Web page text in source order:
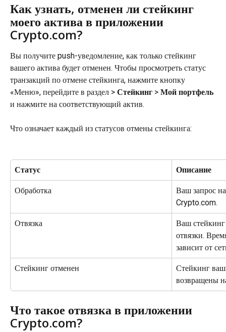
Как узнать, отменен ли стейкинг
моего актива в приложении
Crypto.com?
Вы получите push-уведомление, как только стейкинг
вашего актива будет отменен. Чтобы просмотреть статус
транзакций по отмене стейкинга, нажмите кнопку
«Меню», перейдите в раздел > Стейкинг > Мой портфель
и нажмите на соответствующий актив.
Что означает каждый из статусов отмены стейкинга:
Статус Описание
Обработка
Ваш запрос
Crypto.com.
Отвязка
Ваш стейкинг
отвязки.
зависит от
Стейкинг отменен
Стейкинг
возвращены
Что такое отвязка в приложении
Crypto.com?